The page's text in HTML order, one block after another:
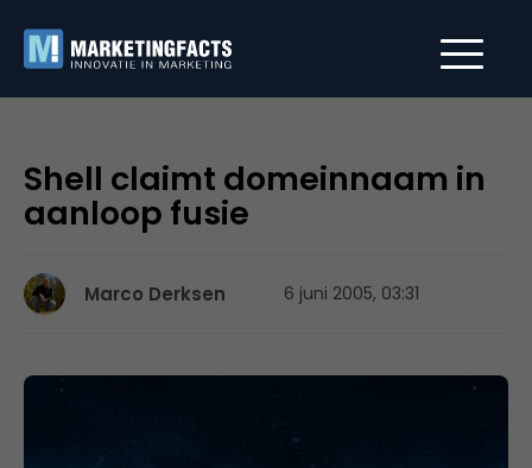
Shell claimt domeinnaam in
aanloop fusie
Marco Derksen 6 juni 2005, 03:31